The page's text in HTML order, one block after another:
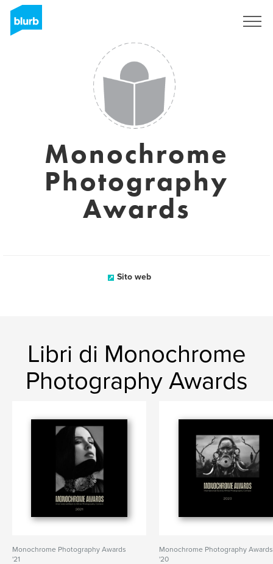
Monochrome
Photography
Awards
Sito web
Libri di Monochrome
Photography Awards
Monochrome Photography Awards
'21
Monochrome Photography Awards
'20